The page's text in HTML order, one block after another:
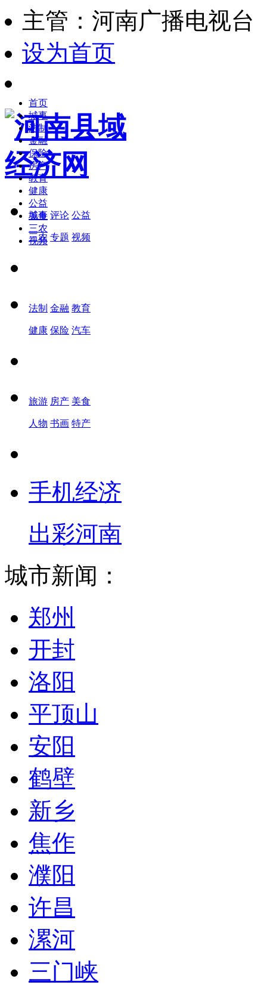
主管：河南广播电视
设为首页
城事 评论 公益
三农 专题 视频
法制 金融 教育
健康 保险 汽车
旅游 房产 美食
人物 书画 特产
手机经济
出彩河南
首页
城事
法制
金融
保险
房产
教育
健康
公益
美食
三农
视频
城市新闻：
郑州
开封
洛阳
平顶山
安阳
鹤壁
新乡
焦作
濮阳
许昌
漯河
三门峡